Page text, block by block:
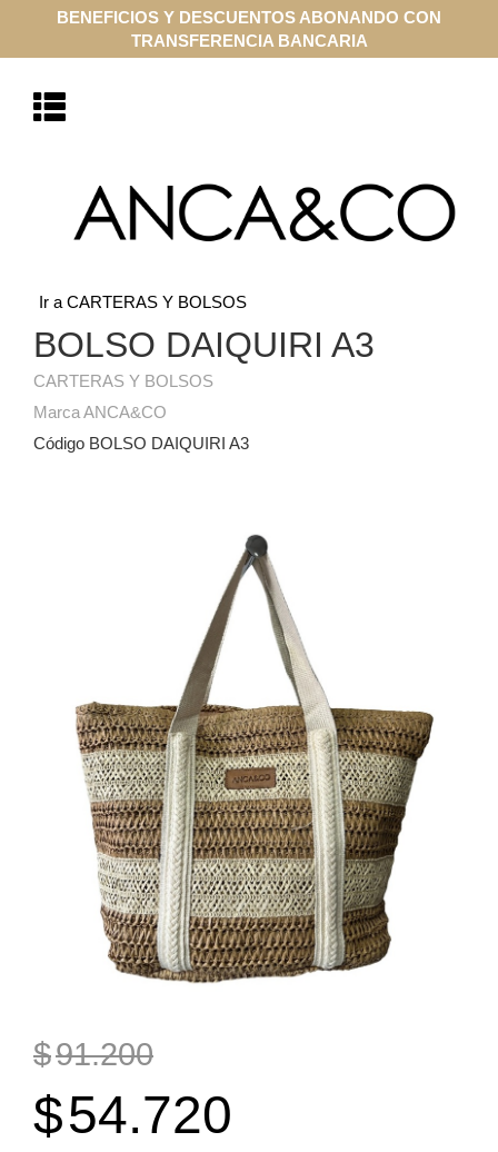
BENEFICIOS Y DESCUENTOS ABONANDO CON
TRANSFERENCIA BANCARIA
Ir a CARTERAS Y BOLSOS
BOLSO DAIQUIRI A3
CARTERAS Y BOLSOS
Marca ANCA&CO
Código BOLSO DAIQUIRI A3
$91.200
$54.720